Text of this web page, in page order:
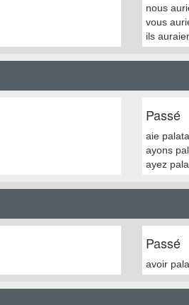
nous
vous
ils
Passé
aie
ayons
ayez
Passé
avoir